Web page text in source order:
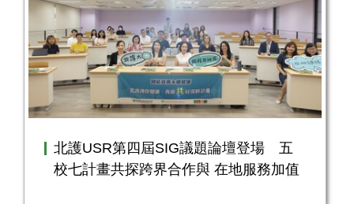
北護USR第四屆SIG議題論壇登場 五
校七計畫共探跨界合作與 在地服務加值